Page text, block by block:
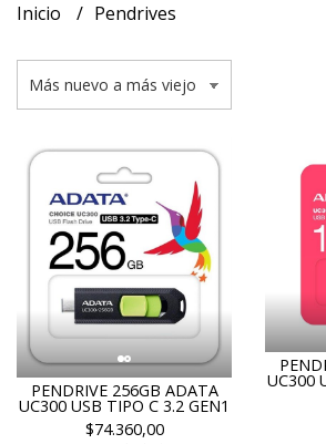
Inicio Pendrives
PENDRIVE 256GB ADATA
UC300 USB TIPO C 3.2 GEN1
$74.360,00
UC300